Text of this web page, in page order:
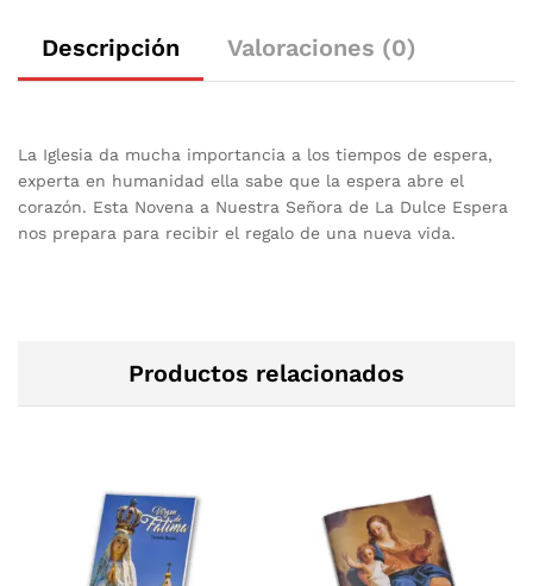
Descripción Valoraciones (0)
La Iglesia da mucha importancia a los tiempos de espera,
experta en humanidad ella sabe que la espera abre el
corazón. Esta Novena a Nuestra Señora de La Dulce Espera
nos prepara para recibir el regalo de una nueva vida.
Productos relacionados